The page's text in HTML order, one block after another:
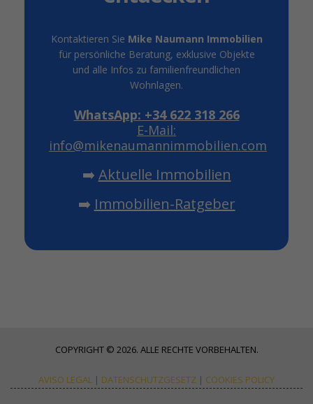
Kontaktieren Sie Mike Naumann Immobilien
für persönliche Beratung, exklusive Objekte
und alle Infos zu familienfreundlichen
Wohnlagen.
WhatsApp: +34 622 318 266
E-Mail:
info@mikenaumannimmobilien.com
➡️ Aktuelle Immobilien
➡️ Immobilien-Ratgeber
COPYRIGHT © 2026. ALLE RECHTE VORBEHALTEN.
AVISO LEGAL | DATENSCHUTZGESETZ | COOKIES POLICY